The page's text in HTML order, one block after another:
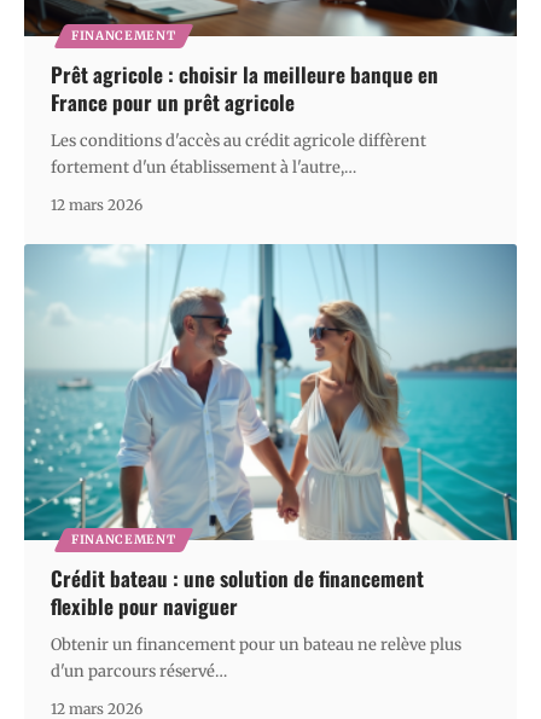
FINANCEMENT
Prêt agricole : choisir la meilleure banque en
France pour un prêt agricole
Les conditions d'accès au crédit agricole diffèrent
fortement d'un établissement à l'autre,…
12 mars 2026
FINANCEMENT
Crédit bateau : une solution de financement
flexible pour naviguer
Obtenir un financement pour un bateau ne relève plus
d'un parcours réservé…
12 mars 2026